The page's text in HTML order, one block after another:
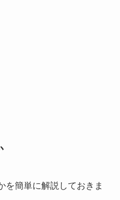
を簡単に解説しておきま